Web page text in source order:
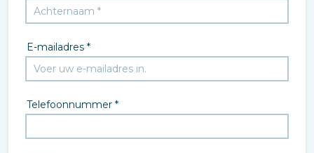
E-mailadres *
Telefoonnummer *